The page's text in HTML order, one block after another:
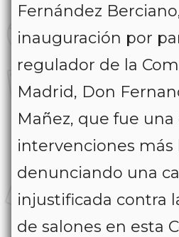
Fernández
inauguración por
regulador de la
Madrid, Don
Mañez, que fue una
intervenciones más
denunciando una
injustificada contra
de salones en esta